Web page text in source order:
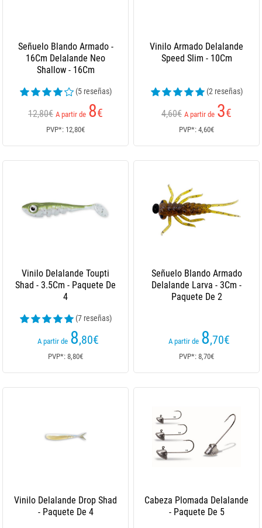
Señuelo Blando Armado -
16Cm Delalande Neo
Shallow - 16Cm
(5 reseñas)
12,80€ A partir de 8€
PVP*: 12,80€
Vinilo Armado Delalande
Speed Slim - 10Cm
(2 reseñas)
4,60€ A partir de 3€
PVP*: 4,60€
Vinilo Delalande Toupti
Shad - 3.5Cm - Paquete De
4
(7 reseñas)
A partir de 8,80€
PVP*: 8,80€
Señuelo Blando Armado
Delalande Larva - 3Cm -
Paquete De 2
A partir de 8,70€
PVP*: 8,70€
Vinilo Delalande Drop Shad
- Paquete De 4
Cabeza Plomada Delalande
- Paquete De 5